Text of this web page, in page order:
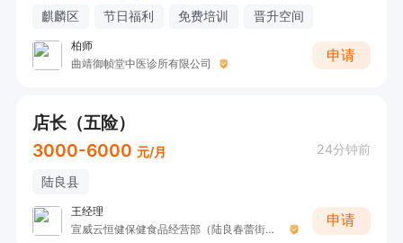
麒麟区 节日福利 免费培训 晋升空间
柏师
曲靖御帧堂中医诊所有限公司
申请
店长（五险）
3000-6000 元/月 24分钟前
陆良县
王经理
宣威云恒健保健食品经营部（陆良春蕾街聚养家）
申请